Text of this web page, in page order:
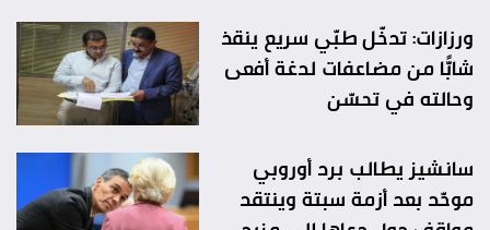
ورزازات: تدخّل طبّي سريع ينقذ
شابًّا من مضاعفات لدغة أفعى
وحالته في تحسّن
سانشيز يطالب برد أوروبي
موحّد بعد أزمة سبتة وينتقد